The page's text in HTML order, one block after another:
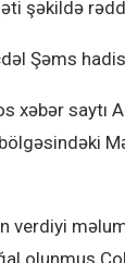
şəkildə
Şəms
xəbər saytı
bölgəsindəki
verdiyi
olunmuş